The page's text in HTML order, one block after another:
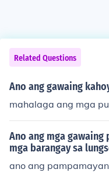
Related Questions
Ano ang gawaing
mahalaga ang mga
Ano ang mga
mga barangay sa
ano ang